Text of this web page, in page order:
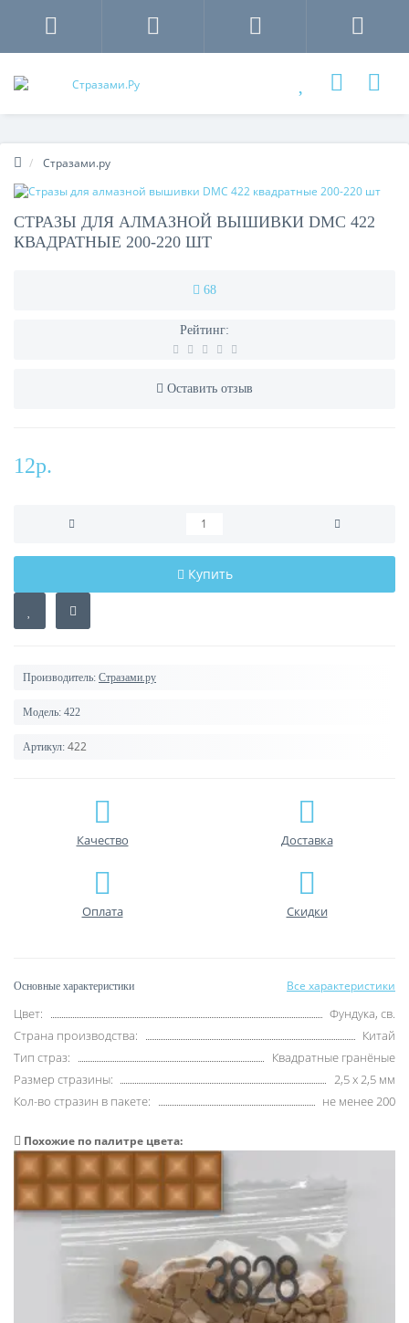
Стразами.ру
СТРАЗЫ ДЛЯ АЛМАЗНОЙ ВЫШИВКИ DMC 422
КВАДРАТНЫЕ 200-220 ШТ
68
Рейтинг:
Оставить отзыв
12р.
Купить
Производитель: Стразами.ру
Модель: 422
Артикул: 422
Качество Доставка
Оплата Скидки
Основные характеристики Все характеристики
Цвет:
Фундука, св.
Страна производства:
Китай
Тип страз:
Квадратные гранёные
Размер стразины:
2,5 х 2,5 мм
Кол-во стразин в пакете:
не менее 200
Похожие по палитре цвета: